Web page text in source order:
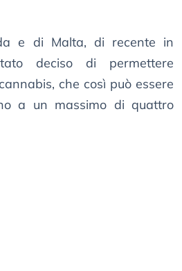
e di Malta, di recente in
deciso di permettere
che così può essere
a un massimo di quattro